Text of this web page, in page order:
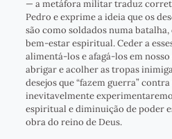
— a metáfora militar traduz
Pedro e exprime a ideia que os
são como soldados numa
bem-estar espiritual. Ceder a
alimentá-los e afagá-los em
abrigar e acolher as tropas
desejos que “fazem guerra” contra
inevitavelmente
espiritual e diminuição de poder
obra do reino de Deus.